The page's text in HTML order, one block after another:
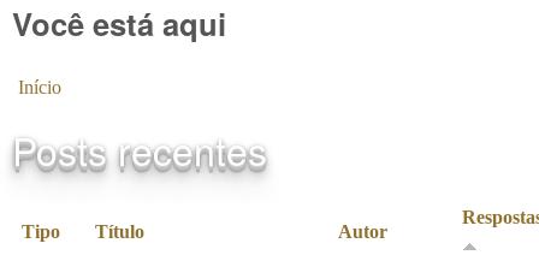
Você está aqui
Início
Posts recentes
Tipo Título Autor